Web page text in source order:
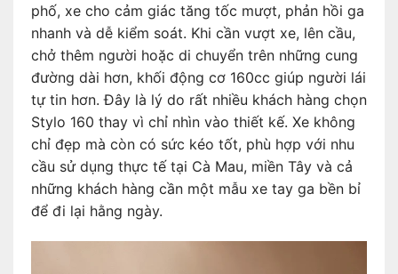
phố, xe cho cảm giác tăng tốc mượt, phản hồi ga
nhanh và dễ kiểm soát. Khi cần vượt xe, lên cầu,
chở thêm người hoặc di chuyển trên những cung
đường dài hơn, khối động cơ 160cc giúp người lái
tự tin hơn. Đây là lý do rất nhiều khách hàng chọn
Stylo 160 thay vì chỉ nhìn vào thiết kế. Xe không
chỉ đẹp mà còn có sức kéo tốt, phù hợp với nhu
cầu sử dụng thực tế tại Cà Mau, miền Tây và cả
những khách hàng cần một mẫu xe tay ga bền bỉ
để đi lại hằng ngày.